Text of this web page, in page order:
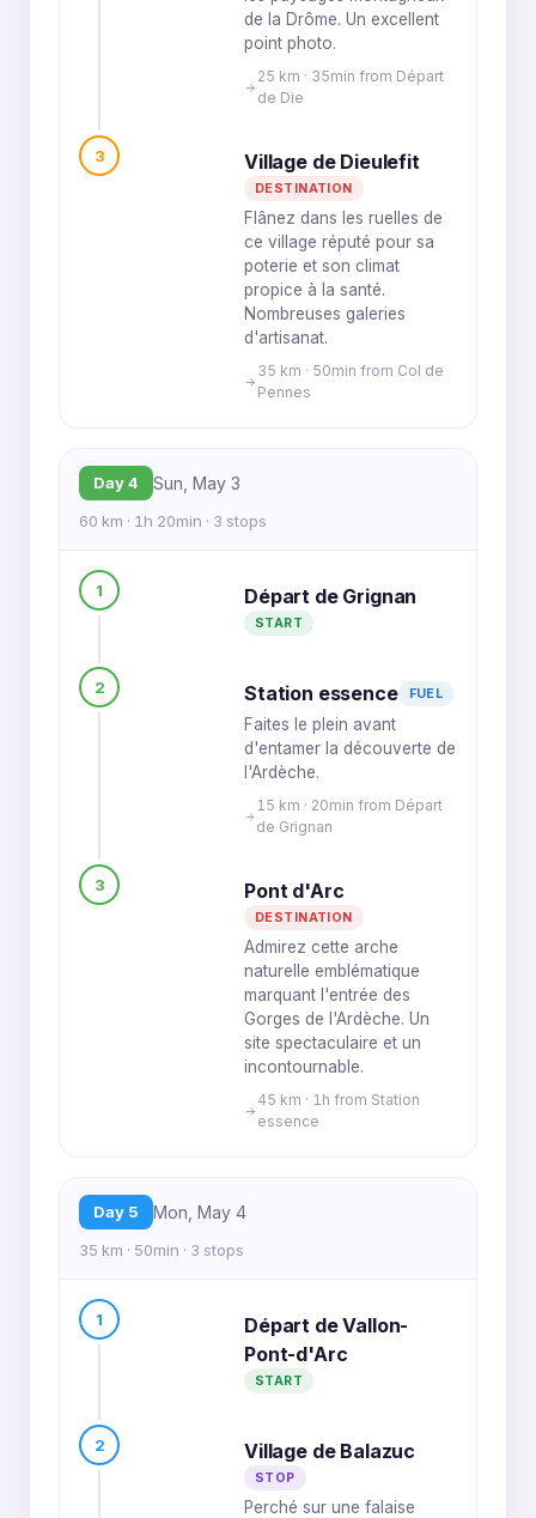
de la Drôme. Un excellent
point photo.
25 km · 35min from Départ
de Die
3 Village de Dieulefit
DESTINATION
Flânez dans les ruelles de
ce village réputé pour sa
poterie et son climat
propice à la santé.
Nombreuses galeries
d'artisanat.
35 km · 50min from Col de
Pennes
Day 4 Sun, May 3
60 km · 1h 20min · 3 stops
1 Départ de Grignan
START
2 Station essence FUEL
Faites le plein avant
d'entamer la découverte de
l'Ardèche.
15 km · 20min from Départ
de Grignan
3 Pont d'Arc
DESTINATION
Admirez cette arche
naturelle emblématique
marquant l'entrée des
Gorges de l'Ardèche. Un
site spectaculaire et un
incontournable.
45 km · 1h from Station
essence
Day 5 Mon, May 4
35 km · 50min · 3 stops
1
Départ de Vallon-
Pont-d'Arc
START
2 Village de Balazuc
STOP
Perché sur une falaise